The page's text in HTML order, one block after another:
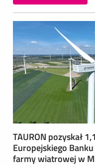
TAURON pozyskał
Europejskiego
farmy wiatrowej w